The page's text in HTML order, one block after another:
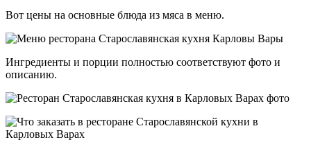
Вот цены на основные блюда из мяса в меню.
Ингредиенты и порции полностью соответствуют фото и
описанию.